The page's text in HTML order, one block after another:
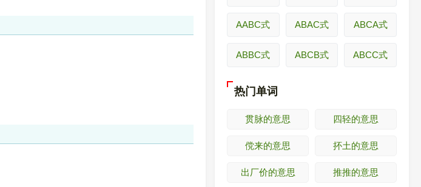
AABC式 ABAC式 ABCA式
ABBC式 ABCB式 ABCC式
热门单词
贯脉的意思 四轻的意思
傥来的意思 抔土的意思
出厂价的意思 推推的意思